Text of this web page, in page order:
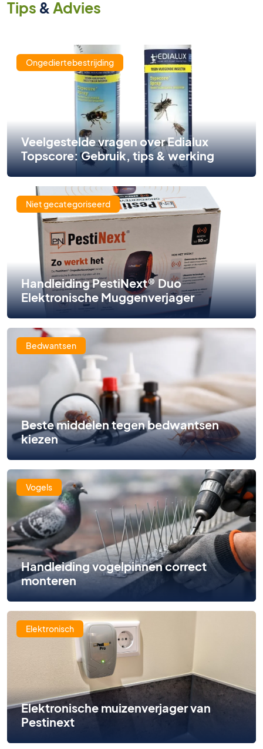
Tips &Advies
Ongediertebestrijding
Veelgestelde vragen over Edialux
Topscore: Gebruik, tips & werking
Niet gecategoriseerd
Handleiding PestiNext® Duo
Elektronische Muggenverjager
Bedwantsen
Beste middelen tegen bedwantsen
kiezen
Vogels
Handleiding vogelpinnen correct
monteren
Elektronisch
Elektronische muizenverjager van
Pestinext